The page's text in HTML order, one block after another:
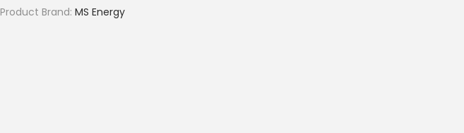
Product Brand: MS Energy